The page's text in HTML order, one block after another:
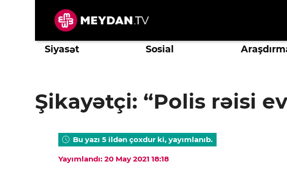
Siyasət Sosial
Şikayətçi: “Polis rəisi
Bu yazı 5 ildən çoxdur ki, yayımlanıb.
Yayımlandı: 20 May 2021 18:18